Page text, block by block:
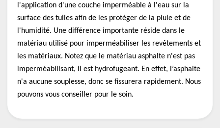
l'application d'une couche imperméable à l'eau sur la
surface des tuiles afin de les protéger de la pluie et de
l'humidité. Une différence importante réside dans le
matériau utilisé pour imperméabiliser les revêtements et
les matériaux. Notez que le matériau asphalte n'est pas
imperméabilisant, il est hydrofugeant. En effet, l’asphalte
n'a aucune souplesse, donc se fissurera rapidement. Nous
pouvons vous conseiller pour le soin.